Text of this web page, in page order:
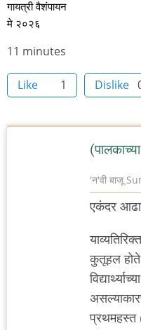
गायत्री वैशंपायन
मे २०२६
Node
time
11 minutes
Like 1 Dislike
'न'वी बाजू
एकंदर
कुतूहल
प्रथमहस्त